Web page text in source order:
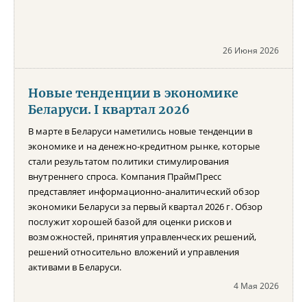
26 Июня 2026
Новые тенденции в экономике
Беларуси. I квартал 2026
В марте в Беларуси наметились новые тенденции в
экономике и на денежно-кредитном рынке, которые
стали результатом политики стимулирования
внутреннего спроса. Компания ПраймПресс
представляет информационно-аналитический обзор
экономики Беларуси за первый квартал 2026 г. Обзор
послужит хорошей базой для оценки рисков и
возможностей, принятия управленческих решений,
решений относительно вложений и управления
активами в Беларуси.
4 Мая 2026